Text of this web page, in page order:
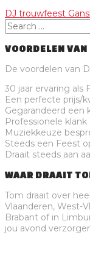
DJ trouwfeest
VOORDELEN
De voordelen van
30 jaar ervaring als
Een perfecte prijs/
Gegarandeerd
Professionele
Muziekkeuze
Steeds een Feest
Draait steeds aan
WAAR DRAAIT
Tom draait over
Vlaanderen, West-
Brabant of in
jou avond